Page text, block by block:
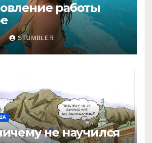
работы
STUMBLER
не научился